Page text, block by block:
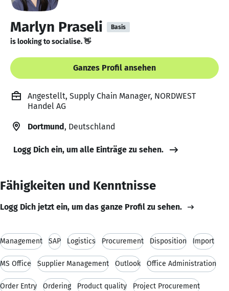
Marlyn Praseli Basis
is looking to socialise. 👋
Ganzes Profil ansehen
Angestellt, Supply Chain Manager, NORDWEST
Handel AG
Dortmund, Deutschland
Logg Dich ein, um alle Einträge zu sehen.
Fähigkeiten und Kenntnisse
Logg Dich jetzt ein, um das ganze Profil zu sehen.
Management SAP Logistics Procurement Disposition Import
MS Office Supplier Management Outlook Office Administration
Order Entry Ordering Product quality Project Procurement